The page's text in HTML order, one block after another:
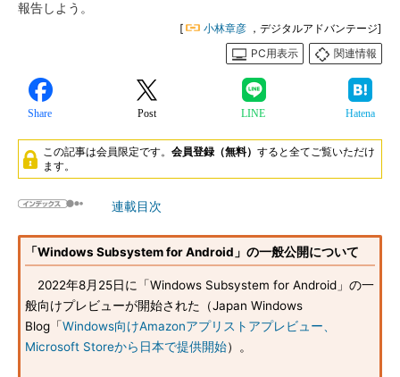
報告しよう。
[ 小林章彦 ，デジタルアドバンテージ]
PC用表示
関連情報
Share Post LINE Hatena
この記事は会員限定です。 会員登録（無料） すると全てご覧いただけ
ます。
連載目次
「Windows Subsystem for Android」の一般公開について
2022年8月25日に「Windows Subsystem for Android」の一
般向けプレビューが開始された（Japan Windows
Blog「Windows向けAmazonアプリストアプレビュー、
Microsoft Storeから日本で提供開始）。